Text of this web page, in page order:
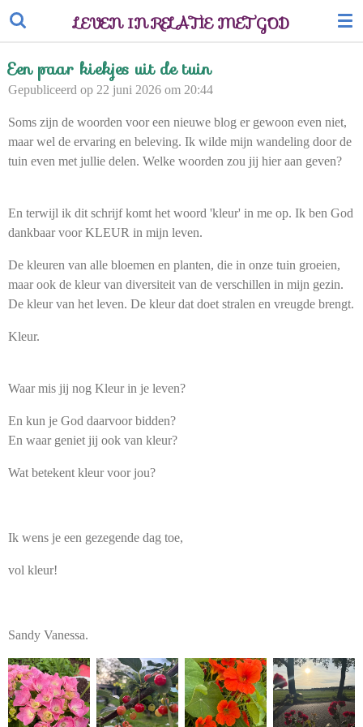
Ga
de
hoofdinhoud
LEVEN IN RELATIE MET GOD
Een paar kiekjes uit de tuin
Gepubliceerd op 22 juni 2026 om 20:44
Soms zijn de woorden voor een nieuwe blog er gewoon even niet,
maar wel de ervaring en beleving. Ik wilde mijn wandeling door de
tuin even met jullie delen. Welke woorden zou jij hier aan geven?
En terwijl ik dit schrijf komt het woord 'kleur' in me op. Ik ben God
dankbaar voor KLEUR in mijn leven.
De kleuren van alle bloemen en planten, die in onze tuin groeien,
maar ook de kleur van diversiteit van de verschillen in mijn gezin.
De kleur van het leven. De kleur dat doet stralen en vreugde brengt.
Kleur.
Waar mis jij nog Kleur in je leven?
En kun je God daarvoor bidden?
En waar geniet jij ook van kleur?
Wat betekent kleur voor jou?
Ik wens je een gezegende dag toe,
vol kleur!
Sandy Vanessa.